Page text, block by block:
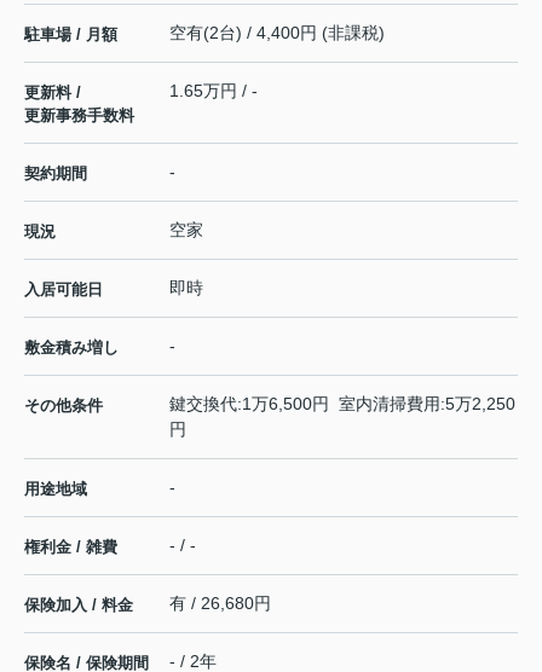
駐車場 / 月額 空有(2台) / 4,400円 (非課税)
更新料 /
更新事務手数料
1.65万円 / -
契約期間 -
現況 空家
入居可能日 即時
敷金積み増し -
その他条件
鍵交換代:1万6,500円 室内清掃費用:5万2,250
円
用途地域 -
権利金 / 雑費 - / -
保険加入 / 料金 有 / 26,680円
保険名 / 保険期間 - / 2年